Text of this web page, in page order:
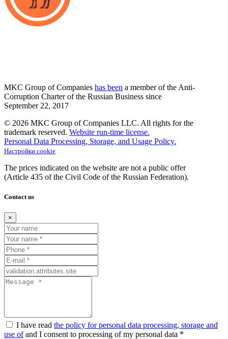
MKC Group of Companies has been a member of the Anti-
Corruption Charter of the Russian Business since
September 22, 2017
© 2026 MKC Group of Companies LLC. All rights for the
trademark reserved. Website run-time license.
Personal Data Processing, Storage, and Usage Policy.
Настройки cookie
The prices indicated on the website are not a public offer
(Article 435 of the Civil Code of the Russian Federation).
Contact us
×
I have read the policy for personal data processing, storage and
use ofand I consent to processing of my personal data *